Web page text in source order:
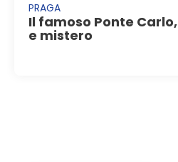
PRAGA
Il famoso Ponte
e mistero